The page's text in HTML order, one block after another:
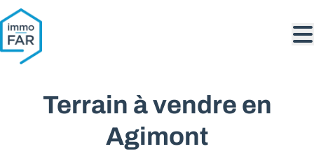
Aller au contenu principal
Terrain à vendre en
Agimont